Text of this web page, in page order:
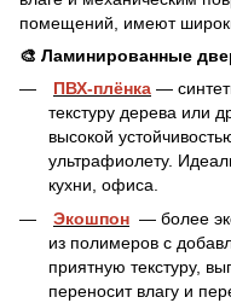
помещений, имеют
🎨 Ламинированные
ПВХ-плёнка —
текстуру дерева или
высокой
ультрафиолету.
кухни, офиса.
Экошпон — более
из полимеров с
приятную текстуру,
переносит влагу и